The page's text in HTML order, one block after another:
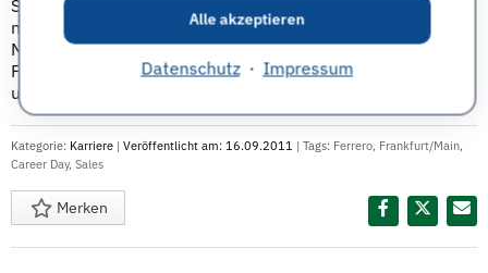
Alle akzeptieren
Datenschutz· Impressum
Süßwarenbranche. Beim Career Day steht nach einem
nutella-Frühstück die Karriere im Vertrieb bei Ferrero im
Mittelpunkt. In Case Studies und Diskussionen mit
Führungskräften müssen die Teilnehmer ihr Verkaufstalent
und ...
Kategorie: Karriere | Veröffentlicht am: 16.09.2011 | Tags: Ferrero, Frankfurt/Main,
Career Day, Sales
Merken